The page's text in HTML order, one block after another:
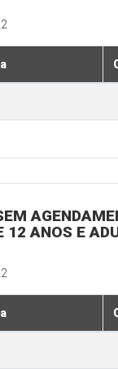
12 ANOS E